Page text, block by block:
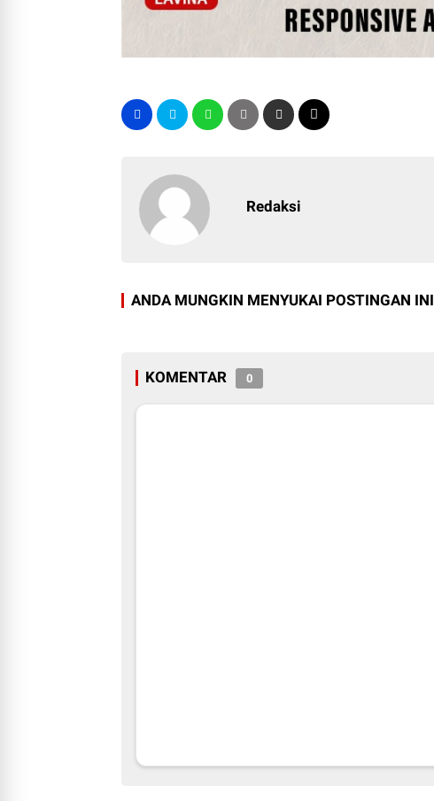
Redaksi
ANDA MUNGKIN MENYUKAI POSTINGAN INI
KOMENTAR 0